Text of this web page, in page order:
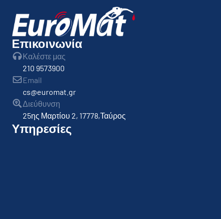
Επικοινωνία
Καλέστε μας
210 9573900
Email
cs@euromat.gr
Διεύθυνση
25ης Μαρτίου 2, 17778,Ταύρος
Υπηρεσίες